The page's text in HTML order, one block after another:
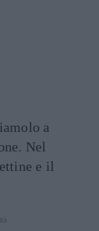
a
Nel
e il